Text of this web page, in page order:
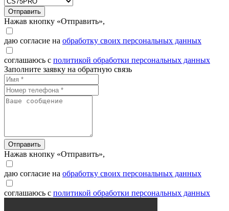
Отправить
Нажав кнопку «Отправить»,
даю согласие на обработку своих персональных данных
соглашаюсь с политикой обработки персональных данных
Заполните заявку на обратную связь
Отправить
Нажав кнопку «Отправить»,
даю согласие на обработку своих персональных данных
соглашаюсь с политикой обработки персональных данных